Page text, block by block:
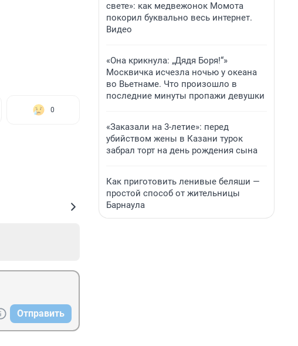
0
Отправить
свете»: как медвежонок Момота
покорил буквально весь интернет.
Видео
«Она крикнула: „Дядя Боря!“»
Москвичка исчезла ночью у океана
во Вьетнаме. Что произошло в
последние минуты пропажи девушки
«Заказали на 3-летие»: перед
убийством жены в Казани турок
забрал торт на день рождения сына
Как приготовить ленивые беляши —
простой способ от жительницы
Барнаула